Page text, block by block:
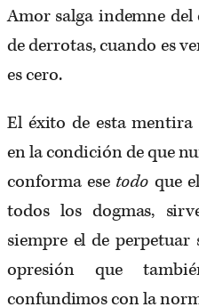
Amor salga indemne
de derrotas, cuando es
es cero.
El éxito de esta mentira
en la condición de que
conforma ese todo que
todos los dogmas,
siempre el de perpetuar
opresión que
confundimos con la